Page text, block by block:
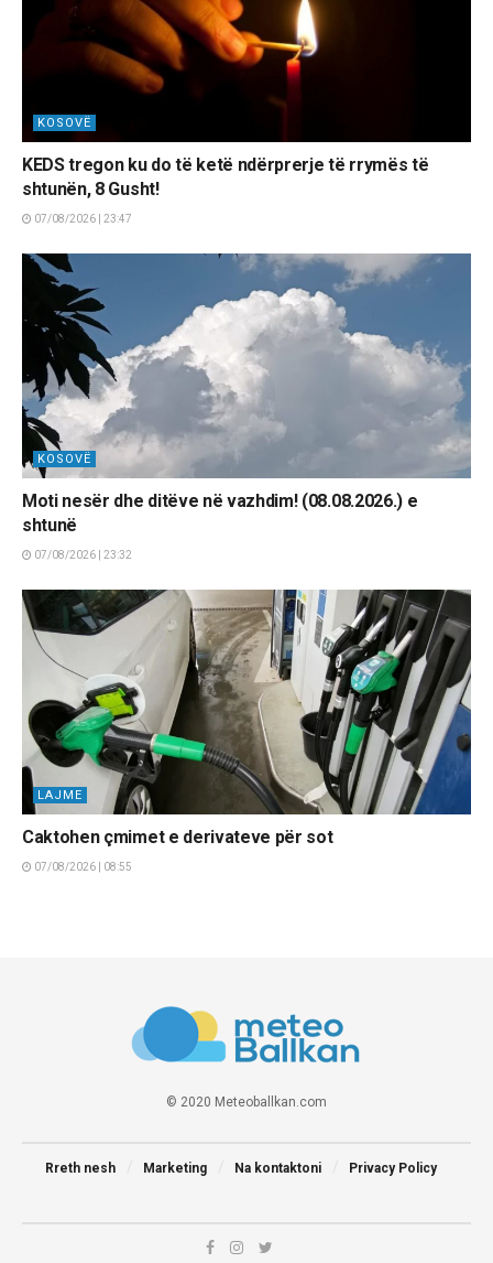
KOSOVË
KEDS tregon ku do të ketë ndërprerje të rrymës të
shtunën, 8 Gusht!
07/08/2026 | 23:47
KOSOVË
Moti nesër dhe ditëve në vazhdim! (08.08.2026.) e
shtunë
07/08/2026 | 23:32
LAJME
Caktohen çmimet e derivateve për sot
07/08/2026 | 08:55
© 2020 Meteoballkan.com
Rreth nesh Marketing Na kontaktoni Privacy Policy